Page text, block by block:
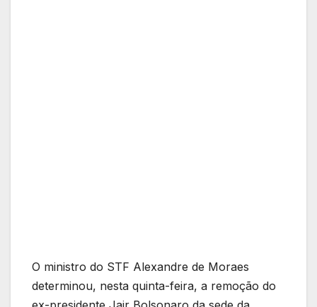
O ministro do STF Alexandre de Moraes
determinou, nesta quinta-feira, a remoção do